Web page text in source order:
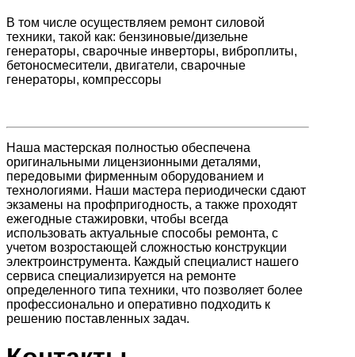
В том числе осуществляем ремонт силовой
техники, такой как: бензиновые/дизельне
генераторы, сварочные инверторы, виброплиты,
бетоносмесители, двигатели, сварочные
генераторы, компрессоры
Наша мастерская полностью обеспечена
оригинальными лицензионными деталями,
передовыми фирменным оборудованием и
технологиями. Наши мастера периодически сдают
экзамены на профпригодность, а также проходят
ежегодные стажировки, чтобы всегда
использовать актуальные способы ремонта, с
учетом возростающей сложностью конструкции
электроинструмента. Каждый специалист нашего
сервиса специализируется на ремонте
определенного типа техники, что позволяет более
профессионально и оперативно подходить к
решению поставленных задач.